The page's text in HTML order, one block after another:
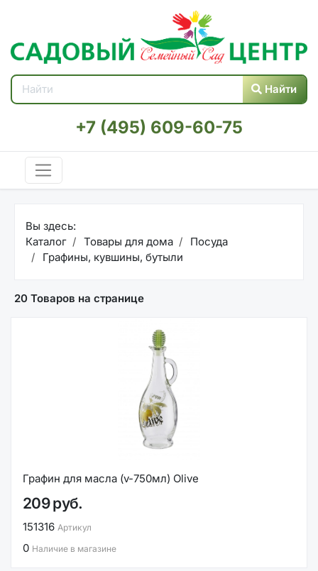
Найти
+7 (495) 609-60-75
Вы здесь:
Каталог
Товары для дома
Посуда
Графины, кувшины, бутыли
20 Товаров на странице
Графин для масла (v-750мл) Olive
209 руб.
151316 Артикул
0 Наличие в магазине